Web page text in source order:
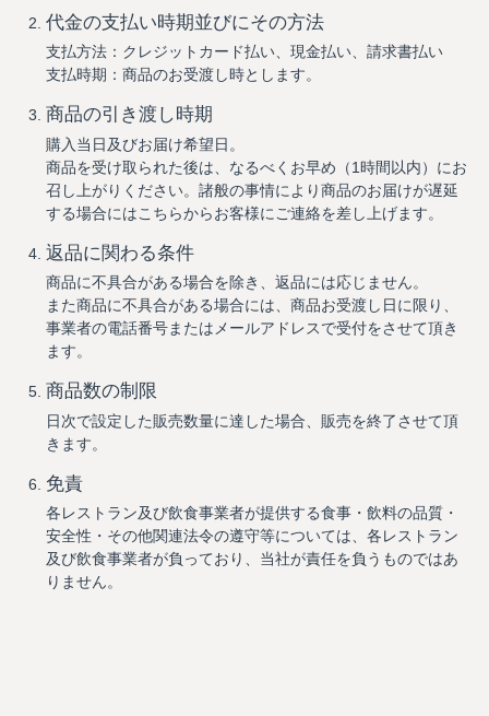
代金の支払い時期並びにその方法
支払方法：クレジットカード払い、現金払い、請求書払い
支払時期：商品のお受渡し時とします。
商品の引き渡し時期
購入当日及びお届け希望日。
商品を受け取られた後は、なるべくお早め（1時間以内）にお
召し上がりください。諸般の事情により商品のお届けが遅延
する場合にはこちらからお客様にご連絡を差し上げます。
返品に関わる条件
商品に不具合がある場合を除き、返品には応じません。
また商品に不具合がある場合には、商品お受渡し日に限り、
事業者の電話番号またはメールアドレスで受付をさせて頂き
ます。
商品数の制限
日次で設定した販売数量に達した場合、販売を終了させて頂
きます。
免責
各レストラン及び飲食事業者が提供する食事・飲料の品質・
安全性・その他関連法令の遵守等については、各レストラン
及び飲食事業者が負っており、当社が責任を負うものではあ
りません。